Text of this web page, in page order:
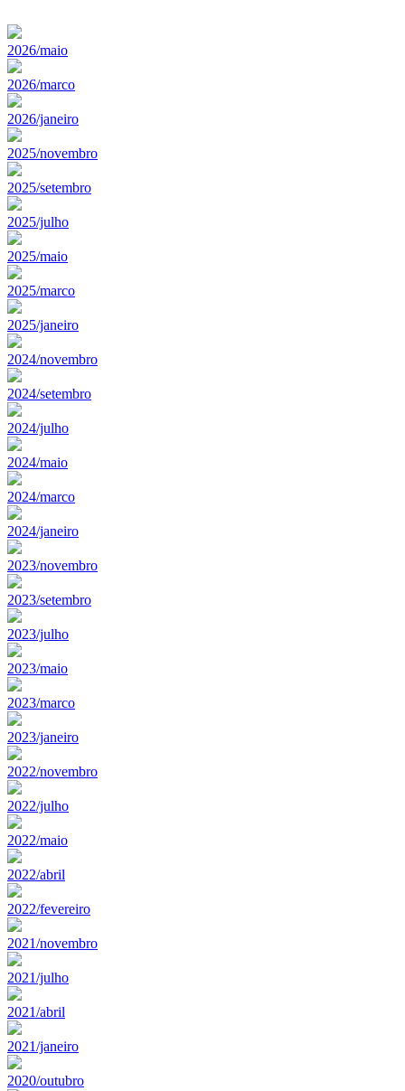
2026/maio
2026/marco
2026/janeiro
2025/novembro
2025/setembro
2025/julho
2025/maio
2025/marco
2025/janeiro
2024/novembro
2024/setembro
2024/julho
2024/maio
2024/marco
2024/janeiro
2023/novembro
2023/setembro
2023/julho
2023/maio
2023/marco
2023/janeiro
2022/novembro
2022/julho
2022/maio
2022/abril
2022/fevereiro
2021/novembro
2021/julho
2021/abril
2021/janeiro
2020/outubro